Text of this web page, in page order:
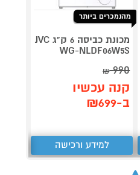
מהנמכרים ביותר
מכונת כביסה 6 ק"ג JVC
WG-NLDF06W5S
990
₪
קנה עכשיו
ב-₪699
למידע ורכישה